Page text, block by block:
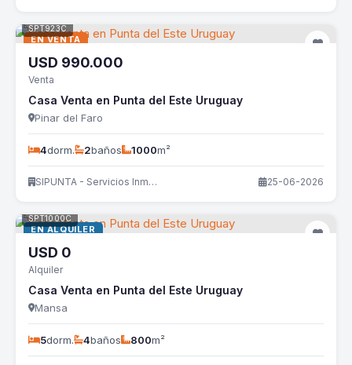
EN VENTA
SPT923C
USD 990.000
Venta
Casa Venta en Punta del Este Uruguay
Pinar del Faro
4dorm. 2baños 1000m²
SIPUNTA - Servicios Inmobiliarios 25-06-2026
EN ALQUILER
SPT1000C
USD 0
Alquiler
Casa Venta en Punta del Este Uruguay
Mansa
5dorm. 4baños 800m²